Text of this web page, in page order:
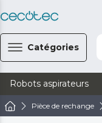
Catégories
Robots aspirateurs
Pièce de rechange